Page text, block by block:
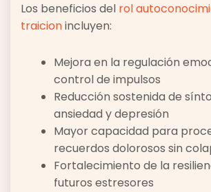
Los beneficios del rol
traicionincluyen:
Mejora en la regulación
control de impulsos
Reducción sostenida de
ansiedad y depresión
Mayor capacidad para
recuerdos dolorosos sin
Fortalecimiento de la
futuros estresores